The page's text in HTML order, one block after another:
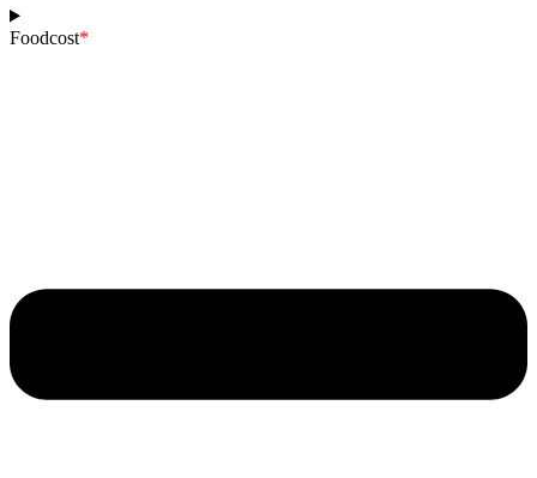
Foodcost*